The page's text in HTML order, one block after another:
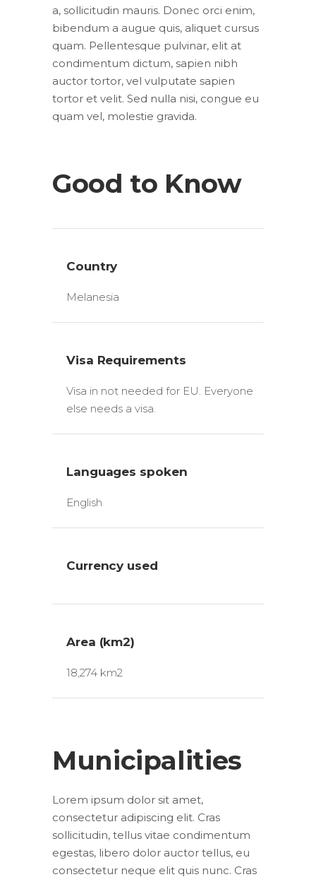
a, sollicitudin mauris. Donec orci enim,
bibendum a augue quis, aliquet cursus
quam. Pellentesque pulvinar, elit at
condimentum dictum, sapien nibh
auctor tortor, vel vulputate sapien
tortor et velit. Sed nulla nisi, congue eu
quam vel, molestie gravida.
Good to Know
Country
Melanesia
Visa Requirements
Visa in not needed for EU. Everyone
else needs a visa.
Languages spoken
English
Currency used
Area (km2)
18,274 km2
Municipalities
Lorem ipsum dolor sit amet,
consectetur adipiscing elit. Cras
sollicitudin, tellus vitae condimentum
egestas, libero dolor auctor tellus, eu
consectetur neque elit quis nunc. Cras